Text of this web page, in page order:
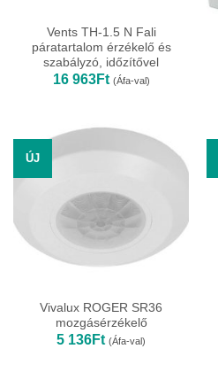
Vents TH-1.5 N Fali
páratartalom érzékelő és
szabályzó, időzítővel
16 963Ft (Áfa-val)
ÚJ
Vivalux ROGER SR36
mozgásérzékelő
5 136Ft (Áfa-val)